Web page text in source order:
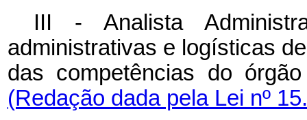
III - Analista
administrativas e logísticas
das competências do
(Redação dada pela Lei nº